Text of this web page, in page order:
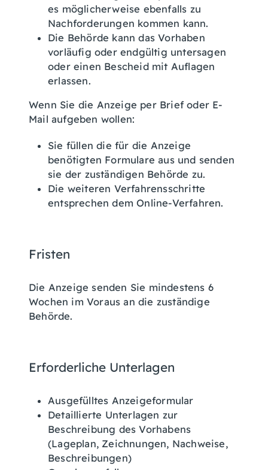
es möglicherweise ebenfalls zu
Nachforderungen kommen kann.
Die Behörde kann das Vorhaben
vorläufig oder endgültig untersagen
oder einen Bescheid mit Auflagen
erlassen.
Wenn Sie die Anzeige per Brief oder E-
Mail aufgeben wollen:
Sie füllen die für die Anzeige
benötigten Formulare aus und senden
sie der zuständigen Behörde zu.
Die weiteren Verfahrensschritte
entsprechen dem Online-Verfahren.
Fristen
Die Anzeige senden Sie mindestens 6
Wochen im Voraus an die zuständige
Behörde.
Erforderliche Unterlagen
Ausgefülltes Anzeigeformular
Detaillierte Unterlagen zur
Beschreibung des Vorhabens
(Lageplan, Zeichnungen, Nachweise,
Beschreibungen)